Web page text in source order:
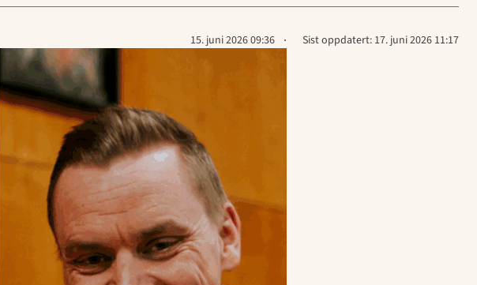
Lagt
ut
15. juni 2026 09:36 Sist oppdatert: 17. juni 2026 11:17